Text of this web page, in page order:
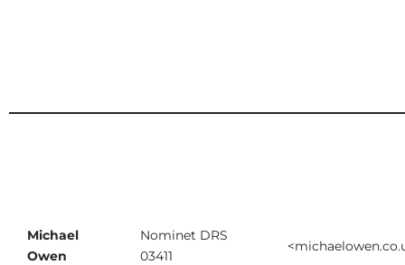
Michael
Owen
Nominet DRS
03411